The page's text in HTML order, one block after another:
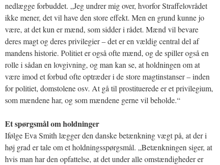
nedlægge forbuddet. „Jeg undrer mig over, hvorfor Straffelovrådet
ikke mener, det vil have den store effekt. Men en grund kunne jo
være, at det kun er mænd, som sidder i rådet. Mænd vil bevare
deres magt og deres privilegier – det er en vældig central del af
mandens historie. Politiet er også ofte mænd, og de spiller også en
rolle i sådan en lovgivning, og man kan se, at holdningen om at
være imod et forbud ofte optræder i de store magtinstanser – inden
for politiet, domstolene osv. At gå til prostituerede er et privilegium,
som mændene har, og som mændene gerne vil beholde.“
Et spørgsmål om holdninger
Ifølge Eva Smith lægger den danske betænkning vægt på, at der i
høj grad er tale om et holdningsspørgsmål. „Betænkningen siger, at
hvis man har den opfattelse, at det under alle omstændigheder er